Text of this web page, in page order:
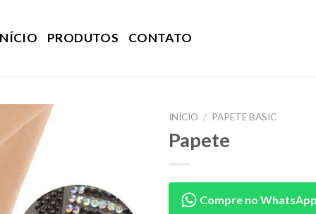
PRODUTOS CONTATO
INÍCIO / PAPETE BASIC
Papete
Compre no